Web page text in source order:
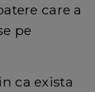
care a
pe
ca exista